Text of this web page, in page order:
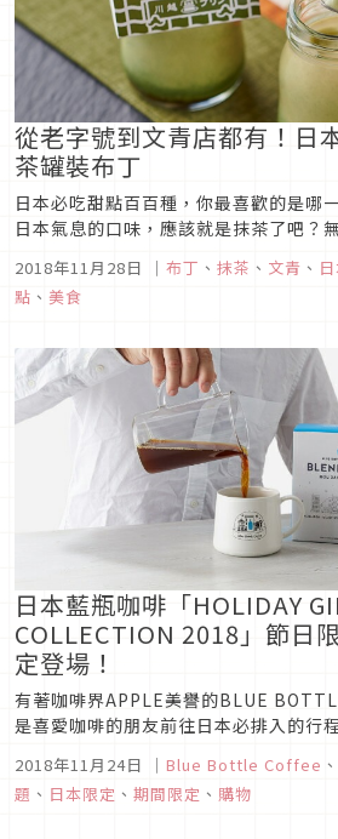
從老字號到文青店都有！日
茶罐裝布丁
日本必吃甜點百百種，你最喜歡的是哪
日本氣息的口味，應該就是抹茶了吧？
日本東京非常受歡迎的4家抹茶罐裝布
是在製作和配料上卻十分的不同，讓這4
非常有特色的日本必吃甜點。
2018年11月28日 ｜ 布丁 、 抹茶 、 文青 、
點 、 美食
日本藍瓶咖啡「HOLIDAY
COLLECTION 2018」節日
定登場！
有著咖啡界APPLE美譽的BLUE
是喜愛咖啡的朋友前往日本必排入的行
美味的咖啡之外，各種咖啡豆及周邊商
擇。去年年末推出與各界合作的
系列大獲好評，2018年當然也不會讓各
2018年11月24日 ｜ Blue Bottle Coffee 、
題 、 日本限定 、 期間限定 、 購物